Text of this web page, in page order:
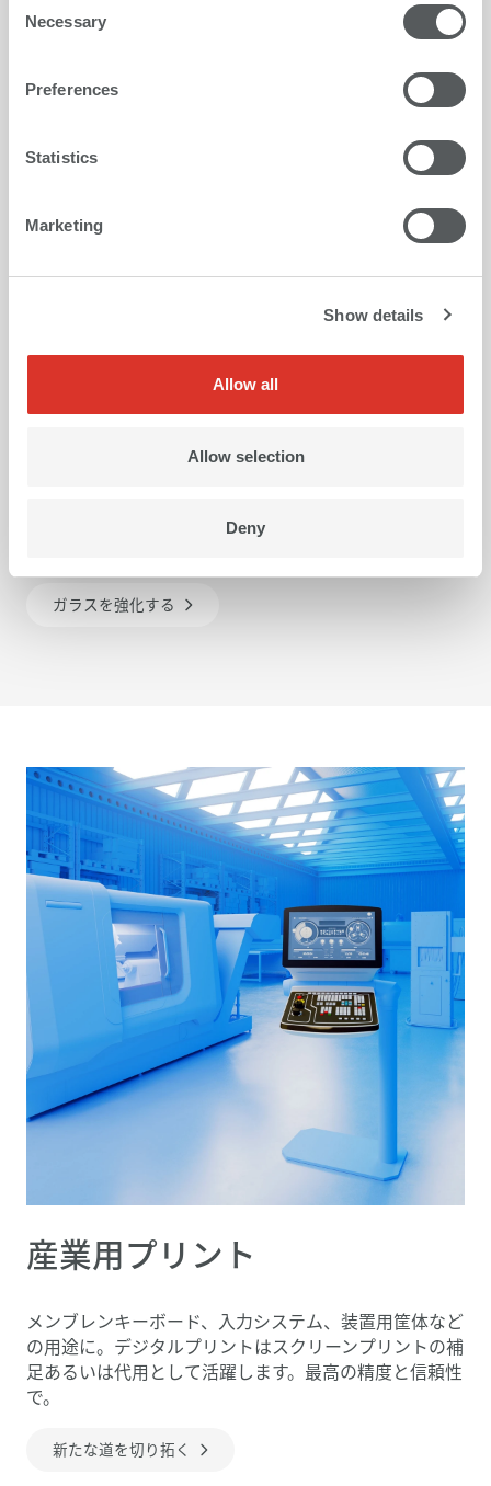
Selection
Necessary
Preferences
Statistics
Marketing
Show details
Allow all
Allow selection
Deny
たモチーフ。swissQprintのフラットベッドプリンタが
ガラスを強化する
産業用プリント
メンブレンキーボード、入力システム、装置用筐体など
の用途に。デジタルプリントはスクリーンプリントの補
足あるいは代用として活躍します。最高の精度と信頼性
で。
新たな道を切り拓く